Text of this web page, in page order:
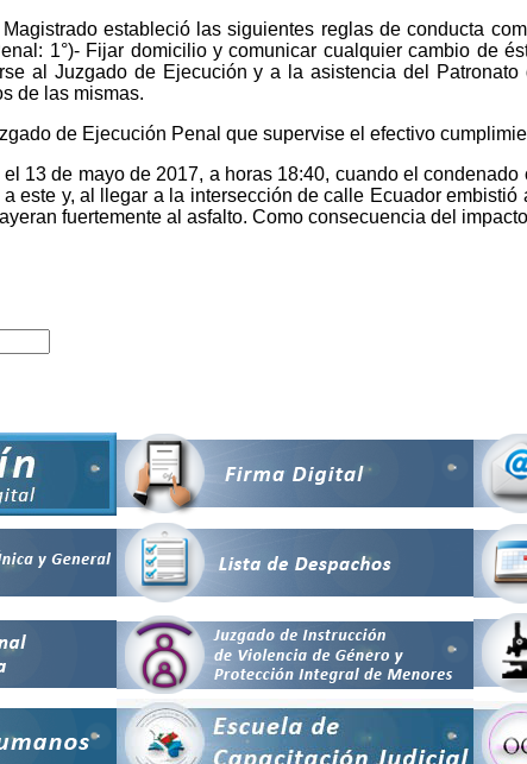
estableció las siguientes reglas de conducta
1°)- Fijar domicilio y comunicar cualquier cambio de
al Juzgado de Ejecución y a la asistencia del
de las mismas.
de Ejecución Penal que supervise el efectivo
13 de mayo de 2017, a horas 18:40, cuando el
este y, al llegar a la intersección de calle Ecuador
fuertemente al asfalto. Como consecuencia del